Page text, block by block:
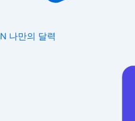
N 나만의 달력